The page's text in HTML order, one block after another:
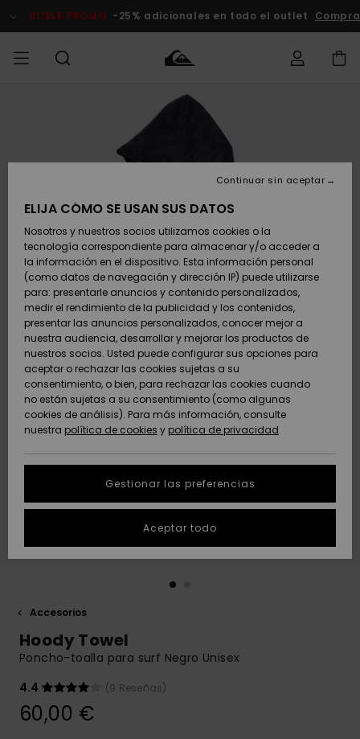
del
DOBLE PROMO -25% adicionales en todo el outlet
Ropa
Zapatos y
chanclas
Surf
Snow
Novedades
Destacados
Ropa
Zapatos y
chanclas
Surf
Snow
Novedades
Destacados
Shop
Destacados
Snow
SURF
Surf Shop
Hombre
Highlights
Comunidad
SNOW
Tienda
Snow
Hombre
Snow Niños
Tienda
Snow Mujer
Destacados
Comunidad
DOBLE
PROMO
Outlet
Hombre
Outlet
Mujer
AYUDA &
CONTACTO
Accede a tu
pedido
Envio
Devoluciones
Pago
Tarjeta de
regalo
Quiksilver
Freedom
Protección de
datos
personales
Inicia una
conversación
más rápida a
Encuentra
respuestas a
las preguntas
SOSTENIBILIDAD
Accesorios
Hoody Towel
Poncho-toalla para surf Negro Unisex
4.4
(9 Reseñas)
60,00 €
ELIJA CÓMO SE USAN SUS DATOS
Nosotros y nuestros socios utilizamos cookies o la
tecnología correspondiente para almacenar y/o acceder a
la información en el dispositivo. Esta información personal
(como datos de navegación y dirección IP) puede utilizarse
para: presentarle anuncios y contenido personalizados,
medir el rendimiento de la publicidad y los contenidos,
presentar las anuncios personalizados, conocer mejor a
nuestra audiencia, desarrollar y mejorar los productos de
nuestros socios. Usted puede configurar sus opciones para
aceptar o rechazar las cookies sujetas a su
consentimiento, o bien, para rechazar las cookies cuando
no están sujetas a su consentimiento (como algunas
cookies de análisis). Para más información, consulte
nuestra política de cookies y política de privacidad
Gestionar las preferencias
Continuar sin aceptar
Aceptar todo